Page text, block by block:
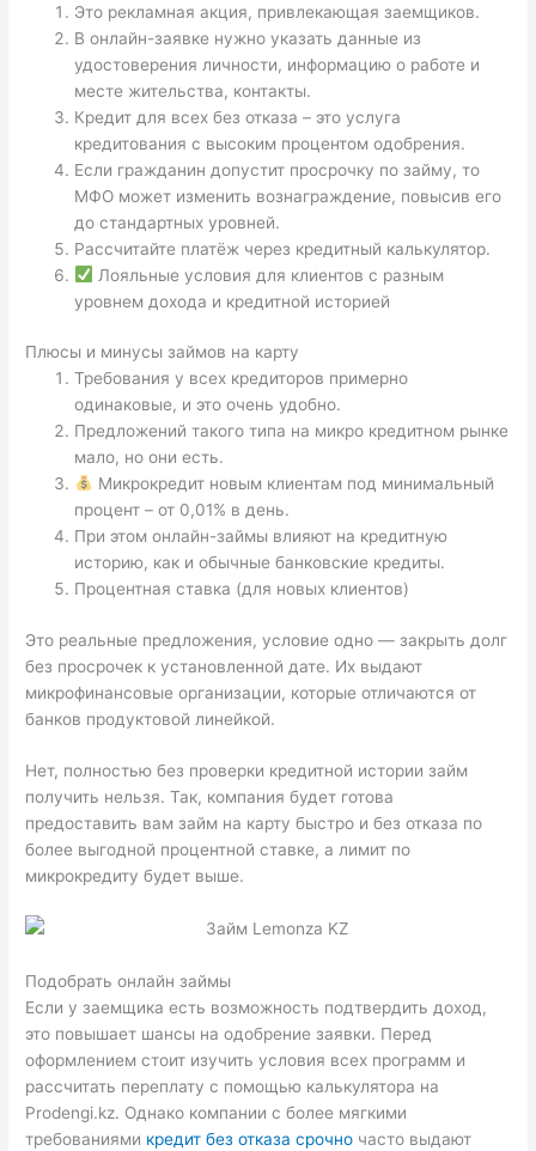
Это рекламная акция, привлекающая заемщиков.
В онлайн-заявке нужно указать данные из
удостоверения личности, информацию о работе и
месте жительства, контакты.
Кредит для всех без отказа – это услуга
кредитования с высоким процентом одобрения.
Если гражданин допустит просрочку по займу, то
МФО может изменить вознаграждение, повысив его
до стандартных уровней.
Рассчитайте платёж через кредитный калькулятор.
Лояльные условия для клиентов с разным
уровнем дохода и кредитной историей
Плюсы и минусы займов на карту
Требования у всех кредиторов примерно
одинаковые, и это очень удобно.
Предложений такого типа на микро кредитном рынке
мало, но они есть.
Микрокредит новым клиентам под минимальный
процент – от 0,01% в день.
При этом онлайн-займы влияют на кредитную
историю, как и обычные банковские кредиты.
Процентная ставка (для новых клиентов)
Это реальные предложения, условие одно — закрыть долг
без просрочек к установленной дате. Их выдают
микрофинансовые организации, которые отличаются от
банков продуктовой линейкой.
Нет, полностью без проверки кредитной истории займ
получить нельзя. Так, компания будет готова
предоставить вам займ на карту быстро и без отказа по
более выгодной процентной ставке, а лимит по
микрокредиту будет выше.
Подобрать онлайн займы
Если у заемщика есть возможность подтвердить доход,
это повышает шансы на одобрение заявки. Перед
оформлением стоит изучить условия всех программ и
рассчитать переплату с помощью калькулятора на
Prodengi.kz. Однако компании с более мягкими
требованиями кредит без отказа срочно часто выдают